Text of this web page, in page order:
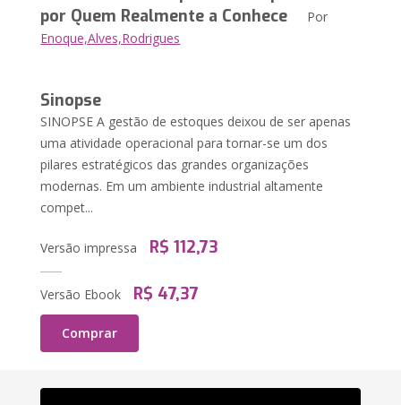
por Quem Realmente a Conhece Por
Enoque,Alves,Rodrigues
Sinopse
SINOPSE A gestão de estoques deixou de ser apenas
uma atividade operacional para tornar-se um dos
pilares estratégicos das grandes organizações
modernas. Em um ambiente industrial altamente
compet...
Versão impressa R$ 112,73
Versão Ebook R$ 47,37
Comprar